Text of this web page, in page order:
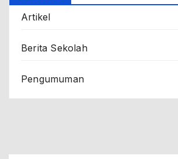
Artikel
Berita Sekolah
Pengumuman